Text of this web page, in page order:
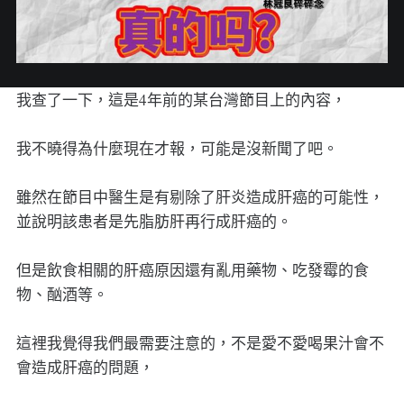
我查了一下，這是4年前的某台灣節目上的內容，
我不曉得為什麼現在才報，可能是沒新聞了吧。
雖然在節目中醫生是有剔除了肝炎造成肝癌的可能性，
並說明該患者是先脂肪肝再行成肝癌的。
但是飲食相關的肝癌原因還有亂用藥物、吃發霉的食
物、酗酒等。
這裡我覺得我們最需要注意的，不是愛不愛喝果汁會不
會造成肝癌的問題，